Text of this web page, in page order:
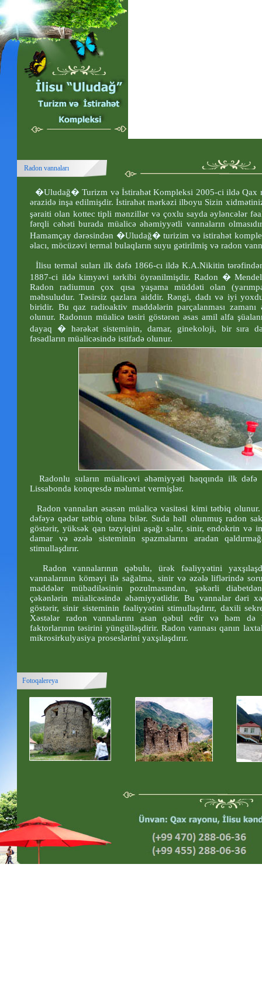
Radon vannaları
�Uludağ� Turizm və İstirahət Kompleksi 2005-ci ildə Qax
ərazidə inşa edilmişdir. İstirahət mərkəzi ilboyu Sizin
şəraiti olan kottec tipli mənzillər və çoxlu sayda əyləncələr
fərqli cəhəti burada müalicə əhəmiyyətli vannaların
Hamamçay dərəsindən �Uludağ� turizim və istirahət
əlacı, möcüzəvi termal bulaqların suyu gətirilmiş və radon
İlisu termal suları ilk dəfə 1866-cı ildə K.A.Nikitin
1887-ci ildə kimyəvi tərkibi öyrənilmişdir. Radon �
Radon radiumun çox qısa yaşama müddəti olan
məhsuludur. Təsirsiz qazlara aiddir. Rəngi, dadı və iyi
biridir. Bu qaz radioaktiv maddələrin parçalanması
olunur. Radonun müalicə təsiri göstərən əsas amil alfa
dayaq � hərəkət sisteminin, damar, ginekoloji, bir sıra
fəsadların müalicəsində istifadə olunur.
Radonlu suların müalicəvi əhəmiyyəti haqqında ilk
Lissabonda konqresdə məlumat vermişlər.
Radon vannaları əsasən müalicə vasitəsi kimi tətbiq
dəfəyə qədər tətbiq oluna bilər. Suda həll olunmuş radon
göstərir, yüksək qan təzyiqini aşağı salır, sinir, endokrin və
damar və əzələ sisteminin spazmalarını aradan
stimullaşdırır.
Radon vannalarının qəbulu, ürək fəaliyyətini
vannalarının köməyi ilə sağalma, sinir və əzələ liflərində
maddələr mübadiləsinin pozulmasından, şəkərli
çəkənlərin müalicəsində əhəmiyyətlidir. Bu vannalar dəri
göstərir, sinir sisteminin fəaliyyətini stimullaşdırır, daxili
Xəstələr radon vannalarını asan qəbul edir və həm də
faktorlarının təsirini yüngülləşdirir. Radon vannası qanın
mikrosirkulyasiya proseslərini yaxşılaşdırır.
Fotoqalereya